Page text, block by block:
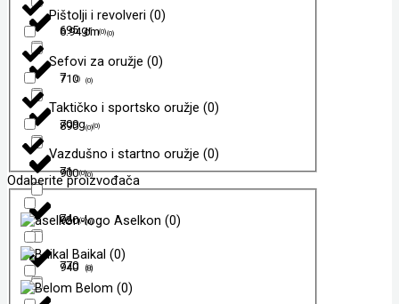
695 gr (0)
7 (0)
709g (0)
71 (0)
74 (0)
770 (0)
6.94 cm (0)
710 (0)
890 (0)
900 (0)
920 (0)
940 (0)
Pištolji i revolveri (0)
Sefovi za oružje (0)
Taktičko i sportsko oružje (0)
Vazdušno i startno oružje (0)
Odaberite proizvođača
Aselkon (0)
Baikal (0)
Belom (0)